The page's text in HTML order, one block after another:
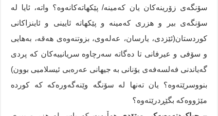
سۆنگەی زۆرینەکان یان کەمینە/ پێکهاتەکانەوە؟ واتە، ئایا لە
سۆنگەی بیر و هزری کەمینە و پێکهاتە ئایینی و ئاینزاکانی
کوردستان(ئێزدی، یارسان، عەلەوی، بزوتنەوەی هەقە، بەهایی
و سۆفی و عیرفانی تا دەگاتە سەرچاوە سریانییەکان کە پردی
گەیاندنی فەلسەفەی یۆنانی بە جیهانی عەرەبی ئیسلامیی بوون)
بنووسرێتەوە؟ یان تەنها لە سۆنگە وێنەگەورەکە کە کوردە
مێژووەکە بگێڕدرێتەوە؟